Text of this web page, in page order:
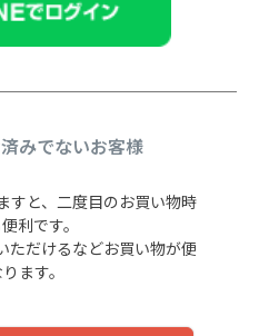
みでないお客様
すと、二度目のお買い物時
利です。
ただけるなどお買い物が便
ます。